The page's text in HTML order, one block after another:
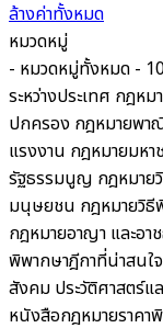
ล้างค่าทั้งหมด
หมวดหมู่
- หมวดหมู่ทั้งหมด -
ระหว่างประเทศ กฎหม
ปกครอง กฎหมายพา
แรงงาน กฎหมายมหา
รัฐธรรมนูญ กฎหมาย
มนุษยชน กฎหมายวิ
กฎหมายอาญา และอา
พิพากษาฎีกาที่น่าสนใจ
สังคม ประวัติศาสตร์แ
หนังสือกฎหมายราคา